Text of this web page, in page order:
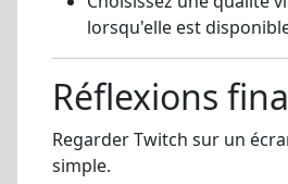
lorsqu'elle est
Réflexions
Regarder Twitch sur un
simple.